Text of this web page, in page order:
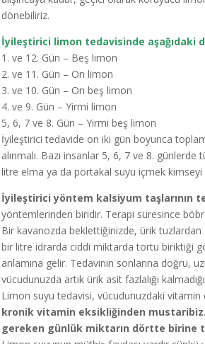
dönebiliriz.
İyileştirici limon tedavisinde aşağıdaki
1. ve 12. Gün – Beş limon
2. ve 11. Gün – On limon
3. ve 10. Gün – On beş limon
4. ve 9. Gün – Yirmi limon
5, 6, 7 ve 8. Gün – Yirmi beş limon
İyileştirici tedavide on iki gün boyunca
alınmalı. Bazı insanlar 5, 6, 7 ve 8.
litre elma ya da portakal suyu içmek
İyileştirici yöntem kalsiyum taşlarının
yöntemlerinden biridir. Terapi süresince
Bir kavanozda beklettiğinizde, ürik tuzlardan
bir litre idrarda ciddi miktarda tortu biriktiği
anlamına gelir. Tedavinin sonlarına doğru,
vücudunuzda artık ürik asit fazlalığı
Limon suyu tedavisi, vücudunuzdaki
kronik vitamin eksikliğinden
gereken günlük miktarın dörtte birine